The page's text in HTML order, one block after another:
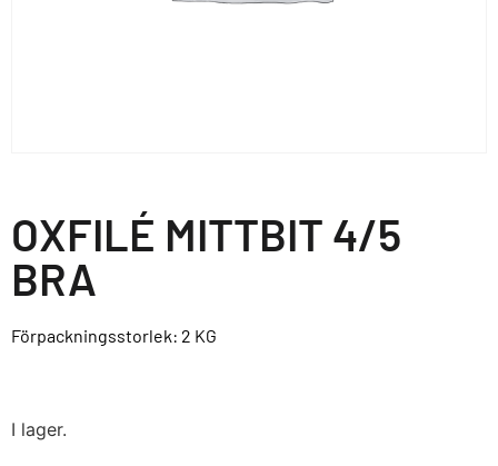
OXFILÉ MITTBIT 4/5
BRA
Förpackningsstorlek: 2 KG
I lager.